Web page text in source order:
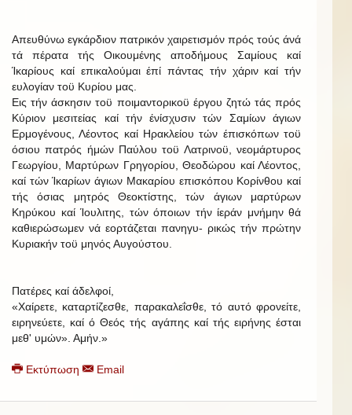
Απευθύνω εγκάρδιον πατρικόν χαιρετισμόν πρός τούς άνά
τά πέρατα τής Οικουμένης αποδήμους Σαμίους καί
Ίκαρίους καί επικαλούμαι έπί πάντας τήν χάριν καί τήν
ευλογίαν τοϋ Κυρίου μας.
Εις τήν άσκησιν τοϋ ποιμαντορικοϋ έργου ζητώ τάς πρός
Κύριον μεσιτείας καί τήν ένίσχυσιν τών Σαμίων άγιων
Ερμογένους, Λέοντος καί Ηρακλείου τών έπισκόπων τοϋ
όσιου πατρός ήμών Παύλου τοϋ Λατρινοϋ, νεομάρτυρος
Γεωργίου, Μαρτύρων Γρηγορίου, Θεοδώρου καί Λέοντος,
καί τών Ίκαρίων άγιων Μακαρίου επισκόπου Κορίνθου καί
τής όσιας μητρός Θεοκτίστης, τών άγιων μαρτύρων
Κηρύκου καί Ίουλιτης, τών όποιων τήν ίεράν μνήμην θά
καθιερώσωμεν νά εορτάζεται πανηγυ- ρικώς τήν πρώτην
Κυριακήν τοϋ μηνός Αυγούστου.
Πατέρες καί άδελφοί,
«Χαίρετε, καταρτίζεσθε, παρακαλεΐσθε, τό αυτό φρονείτε,
ειρηνεύετε, καί ό Θεός τής αγάπης καί τής ειρήνης έσται
μεθ' υμών». Αμήν.»
Εκτύπωση Email